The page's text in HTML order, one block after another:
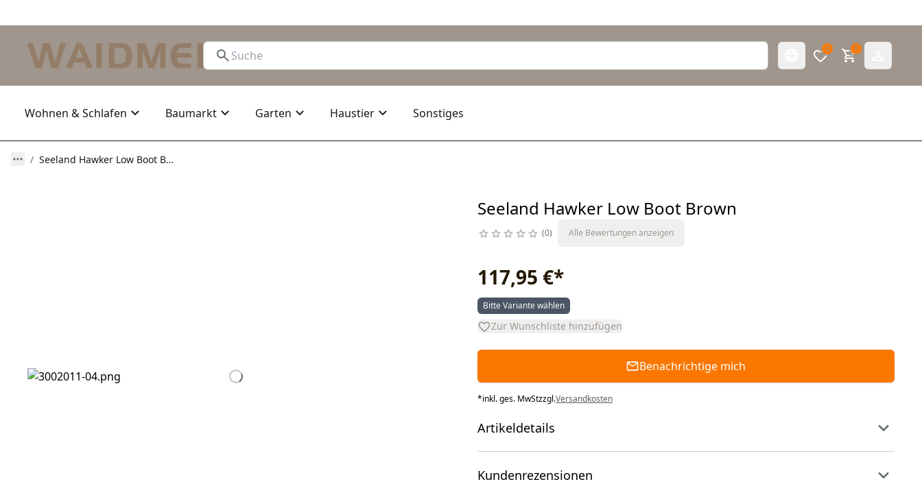
0 0
Wohnen & Schlafen Baumarkt Garten Haustier Sonstiges
Seeland Hawker Low Boot Brown
Seeland Hawker Low Boot Brown
0 Alle Bewertungen anzeigen
117,95 €*
Bitte Variante wählen
Zur Wunschliste hinzufügen
Benachrichtige mich
*inkl. ges. MwStzzgl.Versandkosten
Artikeldetails
Kundenrezensionen